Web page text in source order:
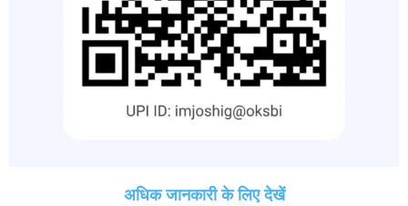
अधिक जानकारी के लिए देखें